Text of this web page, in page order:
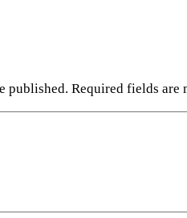
published. Required fields are